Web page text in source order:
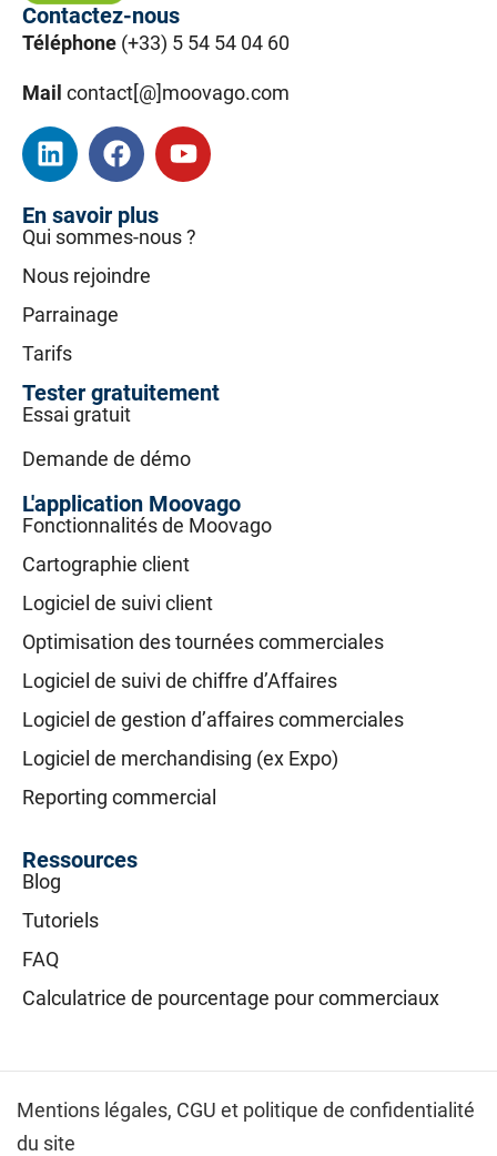
Contactez-nous
Téléphone (+33) 5 54 54 04 60
Mail contact[@]moovago.com
En savoir plus
Qui sommes-nous ?
Nous rejoindre
Parrainage
Tarifs
Tester gratuitement
Essai gratuit
Demande de démo
L'application Moovago
Fonctionnalités de Moovago
Cartographie client
Logiciel de suivi client
Optimisation des tournées commerciales
Logiciel de suivi de chiffre d’Affaires
Logiciel de gestion d’affaires commerciales
Logiciel de merchandising (ex Expo)
Reporting commercial
Ressources
Blog
Tutoriels
FAQ
Calculatrice de pourcentage pour commerciaux
Mentions légales, CGU et politique de confidentialité
du site